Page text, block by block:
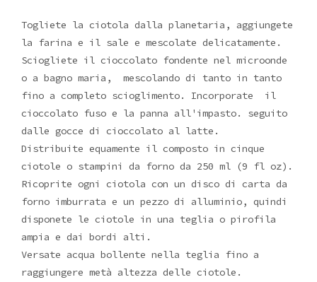
Togliete la ciotola dalla planetaria, aggiungete
la farina e il sale e mescolate delicatamente.
Sciogliete il cioccolato fondente nel microonde
o a bagno maria, mescolando di tanto in tanto
fino a completo scioglimento. Incorporate il
cioccolato fuso e la panna all'impasto. seguito
dalle gocce di cioccolato al latte.
Distribuite equamente il composto in cinque
ciotole o stampini da forno da 250 ml (9 fl oz).
Ricoprite ogni ciotola con un disco di carta da
forno imburrata e un pezzo di alluminio, quindi
disponete le ciotole in una teglia o pirofila
ampia e dai bordi alti.
Versate acqua bollente nella teglia fino a
raggiungere metà altezza delle ciotole.